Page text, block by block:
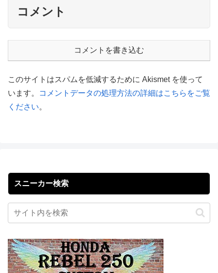
コメント
コメントを書き込む
このサイトはスパムを低減するために Akismet を使って
います。
コメントデータの処理方法の詳細はこちらをご覧
ください。
スニーカー検索